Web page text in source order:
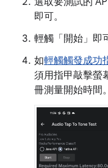
即可。
輕觸「開始」 即
如輕觸觸發成功
須用指甲敲擊螢
冊測量開始時間。